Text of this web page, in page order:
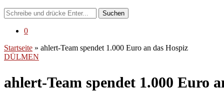
Suchen
0
Startseite » ahlert-Team spendet 1.000 Euro an das Hospiz
DÜLMEN
ahlert-Team spendet 1.000 Euro